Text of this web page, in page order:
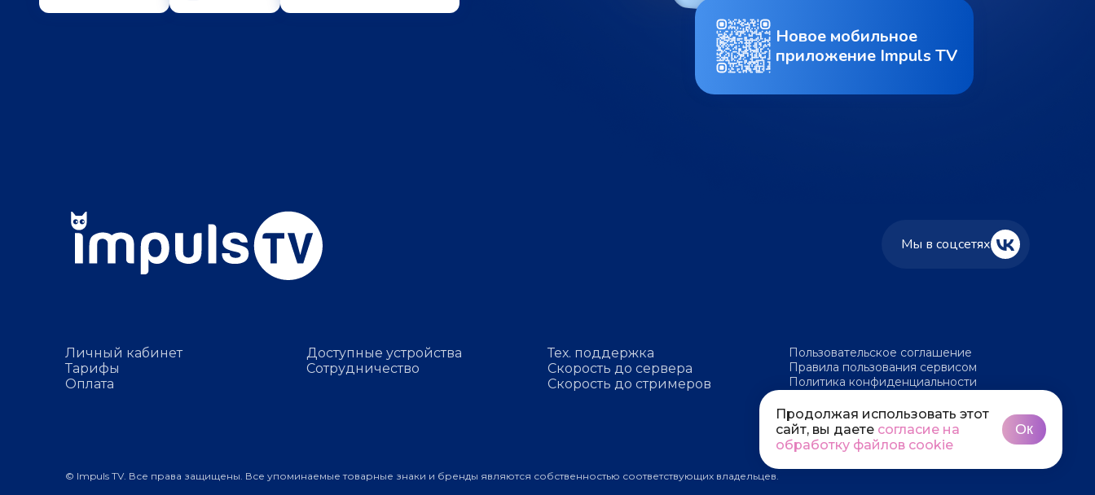
Новое мобильное
приложение Impuls TV
Мы в соцсетях
Личный кабинет
Тарифы
Оплата
Доступные устройства
Сотрудничество
Тех. поддержка
Скорость до сервера
Скорость до стримеров
Пользовательское соглашение
Правила пользования сервисом
Политика конфиденциальности
© Impuls TV. Все права защищены. Все упоминаемые товарные знаки и бренды являются собственностью соответствующих владельцев.
Продолжая использовать этот
сайт, вы даете согласие на
обработку файлов cookie
Ок